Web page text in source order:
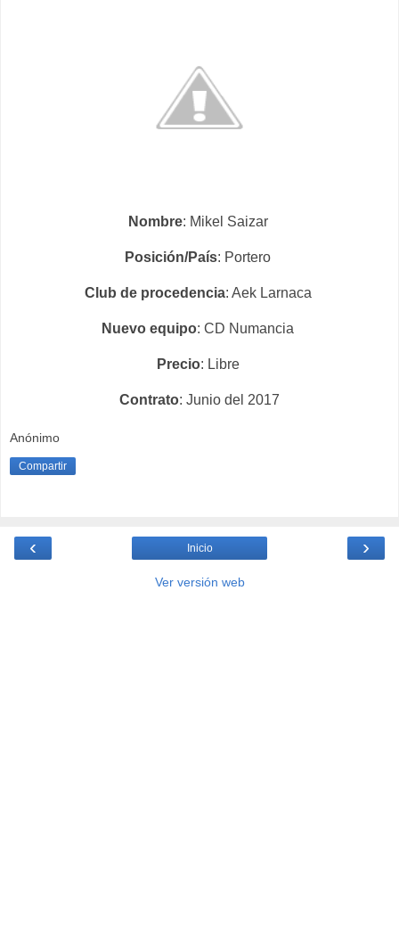
Nombre: Mikel Saizar
Posición/País: Portero
Club de procedencia: Aek Larnaca
Nuevo equipo: CD Numancia
Precio: Libre
Contrato: Junio del 2017
Anónimo
Compartir
‹ ›
Inicio
Ver versión web